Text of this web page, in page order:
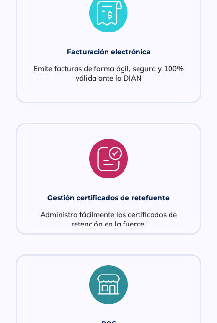
Facturación electrónica
Emite facturas de forma ágil, segura y 100%
válida ante la DIAN
Gestión certificados de retefuente
Administra fácilmente los certificados de
retención en la fuente.